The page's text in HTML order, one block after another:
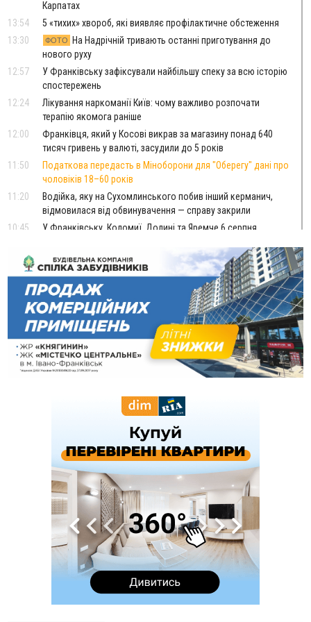
Карпатах
13:54
5 «тихих» хвороб, які виявляє профілактичне обстеження
13:30
ФОТО
На Надрічній тривають останні приготування до
нового руху
12:57
У Франківську зафіксували найбільшу спеку за всю історію
спостережень
12:24
Лікування наркоманії Київ: чому важливо розпочати
терапію якомога раніше
12:00
Франківця, який у Косові викрав за магазину понад 640
тисяч гривень у валюті, засудили до 5 років
11:50
Податкова передасть в Міноборони для "Оберегу" дані про
чоловіків 18–60 років
11:20
Водійка, яку на Сухомлинського побив інший керманич,
відмовилася від обвинувачення — справу закрили
10:45
У Франківську, Коломиї, Долині та Яремче 6 серпня
10:02
Змушував надсилати інтимні фото: на Прикарпатті
затримали підозрюваного у розбещенні малолітньої
09:22
АМКУ розпочав справу проти Гвіздецької селищної ради
через різні ставки земельного податку
08:54
Синоптики попереджають про значний дощ на Прикарпатті
до кінця п'ятниці
08:45
Нафтогазову площу на межі Прикарпаття та Львівщини
повторно виставили на аукціон за 830 млн
У Польщі невідомі скоїли наругу над могилою УПА
Сили оборони уразила Ярославський НПЗ та кораблі
берегової охорони фсб у Керчі
ВІДЕО Скарби Музею писанкового розпису побачать
далеко за межами Коломиї
Поблизу Франківська п'яний на Chevrolet втікав від поліції
На Прикарпатті триває декларування вогнепальної зброї:
уже зареєстровано 282 одиниці
Понад 9 тис. прикарпатських вступників отримали
рекомендації до зарахування на бакалаврат у ВНЗ
Кілька вулиць у Долині тимчасово залишаться без газу
У Старуні відбулася Патріарша проща
Не знає англійську на достатньому рівні. Франківець Лев